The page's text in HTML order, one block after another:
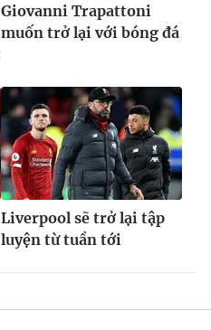
Giovanni Trapattoni
muốn trở lại với bóng đá
Liverpool sẽ trở lại tập
luyện từ tuần tới